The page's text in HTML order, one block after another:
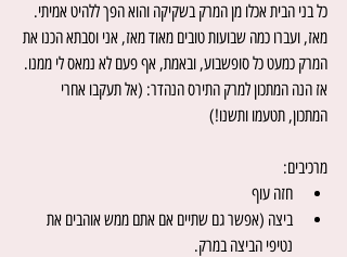
כל בני הבית אכלו מן המרק בשקיקה והוא הפך ללהיט אמיתי.
מאז, ועברו כמה שבועות טובים מאוד מאז, אני וסבתא הכנו את
המרק כמעט כל סופשבוע, ובאמת, אף פעם לא נמאס לי ממנו.
אז הנה המתכון למרק התירס הנהדר: (אל תעקבו אחרי
המתכון, תטעמו ותשנו!)
מרכיבים:
חזה עוף
ביצה (אפשר גם שתיים אם אתם ממש אוהבים את
נטיפי הביצה במרק.